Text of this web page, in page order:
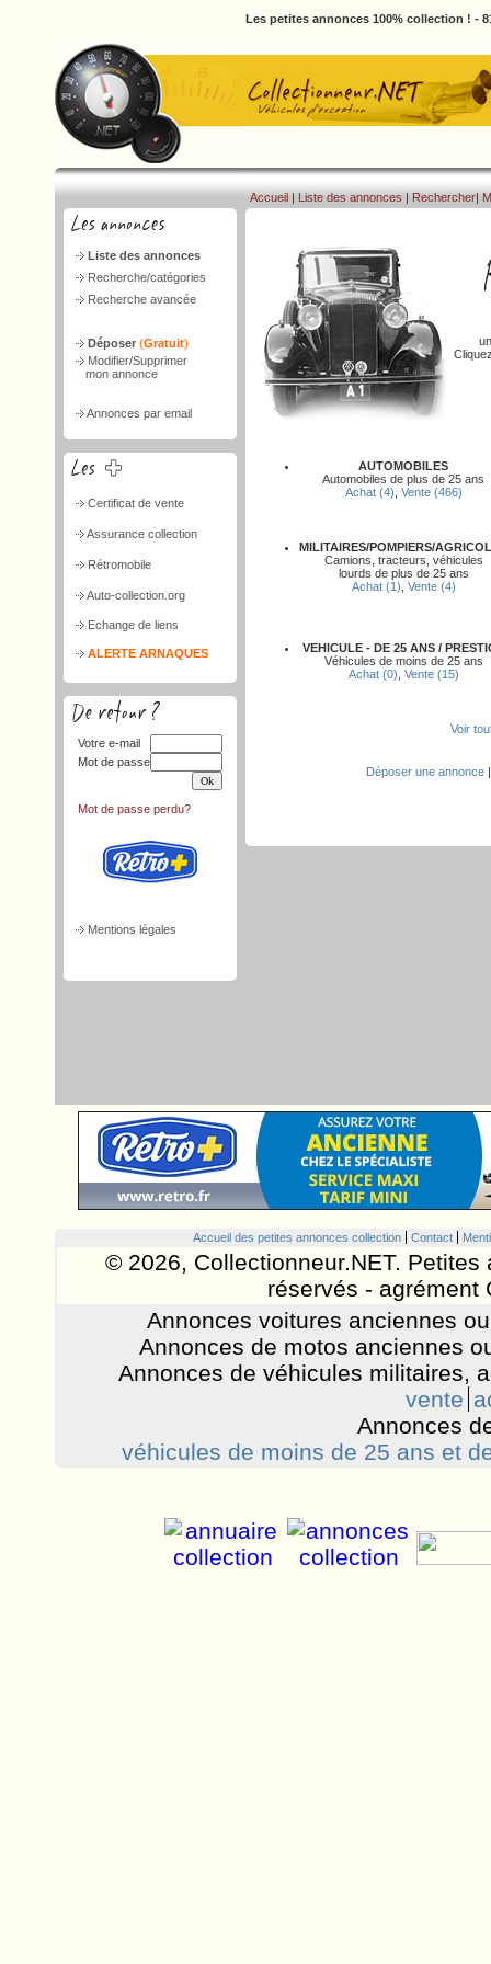
Les petites annonces 100% collection ! -
Liste des annonces
Recherche/catégories
Recherche avancée
Déposer (Gratuit)
Modifier/Supprimer
mon annonce
Annonces par email
Certificat de vente
Assurance collection
Rétromobile
Auto-collection.org
Echange de liens
ALERTE ARNAQUES
Votre e-mail
Mot de passe
Mot de passe perdu?
Mentions légales
Accueil | Liste des annonces | Rechercher|
AUTOMOBILES
Automobiles de plus de 25 ans
Achat (4) Vente (466)
MILITAIRES/POMPIERS/
Camions, tracteurs, véhicules
lourds de plus de 25 ans
Achat (1) Vente (4)
VEHICULE - DE 25 ANS /
Véhicules de moins de 25 ans
Achat (0) Vente (15)
Voir
Déposer une annonce
Accueil des petites annonces collection Contact
© 2026, Collectionneur.NET.
réservés - agrément
Annonces voitures anciennes
Annonces de motos anciennes
Annonces de véhicules militaires,
vente
Annonces
véhicules de moins de 25 ans et